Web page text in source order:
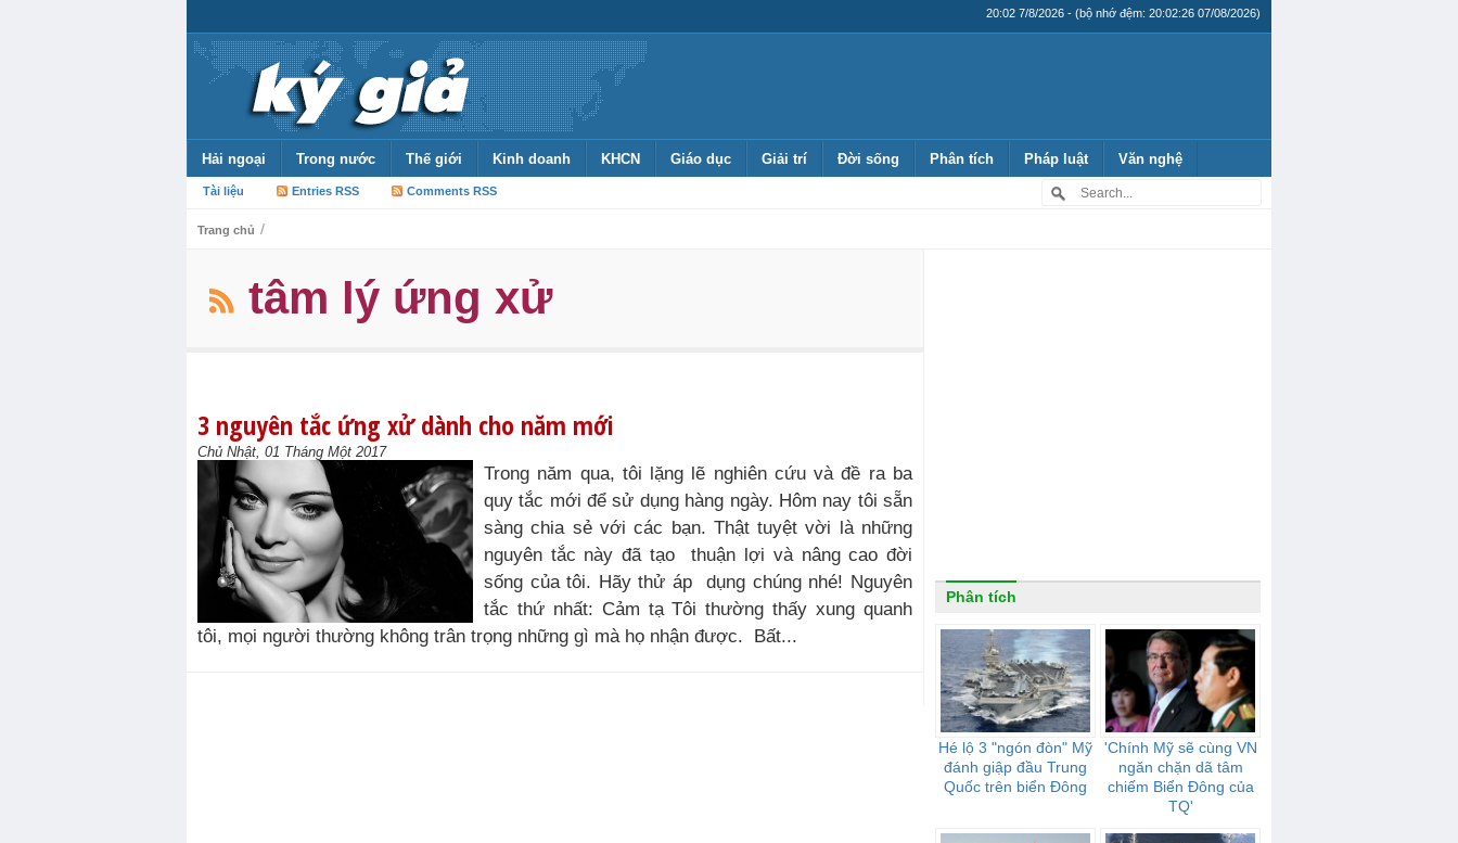
20:02 7/8/2026 - (bộ nhớ đệm: 20:02:26 07/08/2026)
Hải ngoại Trong nước Thế giới Kinh doanh KHCN Giáo dục Giải trí Đời sống Phân tích Pháp luật Văn nghệ
Tài liệu Entries RSS Comments RSS
Trang chủ /
tâm lý ứng xử
3 nguyên tắc ứng xử dành cho năm mới
Chủ Nhật, 01 Tháng Một 2017
Trong năm qua, tôi lặng lẽ nghiên cứu và đề ra ba
quy tắc mới để sử dụng hàng ngày. Hôm nay tôi sẵn
sàng chia sẻ với các bạn. Thật tuyệt vời là những
nguyên tắc này đã tạo thuận lợi và nâng cao đời
sống của tôi. Hãy thử áp dụng chúng nhé! Nguyên
tắc thứ nhất: Cảm tạ Tôi thường thấy xung quanh
tôi, mọi người thường không trân trọng những gì mà họ nhận được. Bất...
Phân tích
Hé lộ 3 "ngón đòn" Mỹ
đánh giập đầu Trung
Quốc trên biển Đông
'Chính Mỹ sẽ cùng VN
ngăn chặn dã tâm
chiếm Biển Đông của
TQ'